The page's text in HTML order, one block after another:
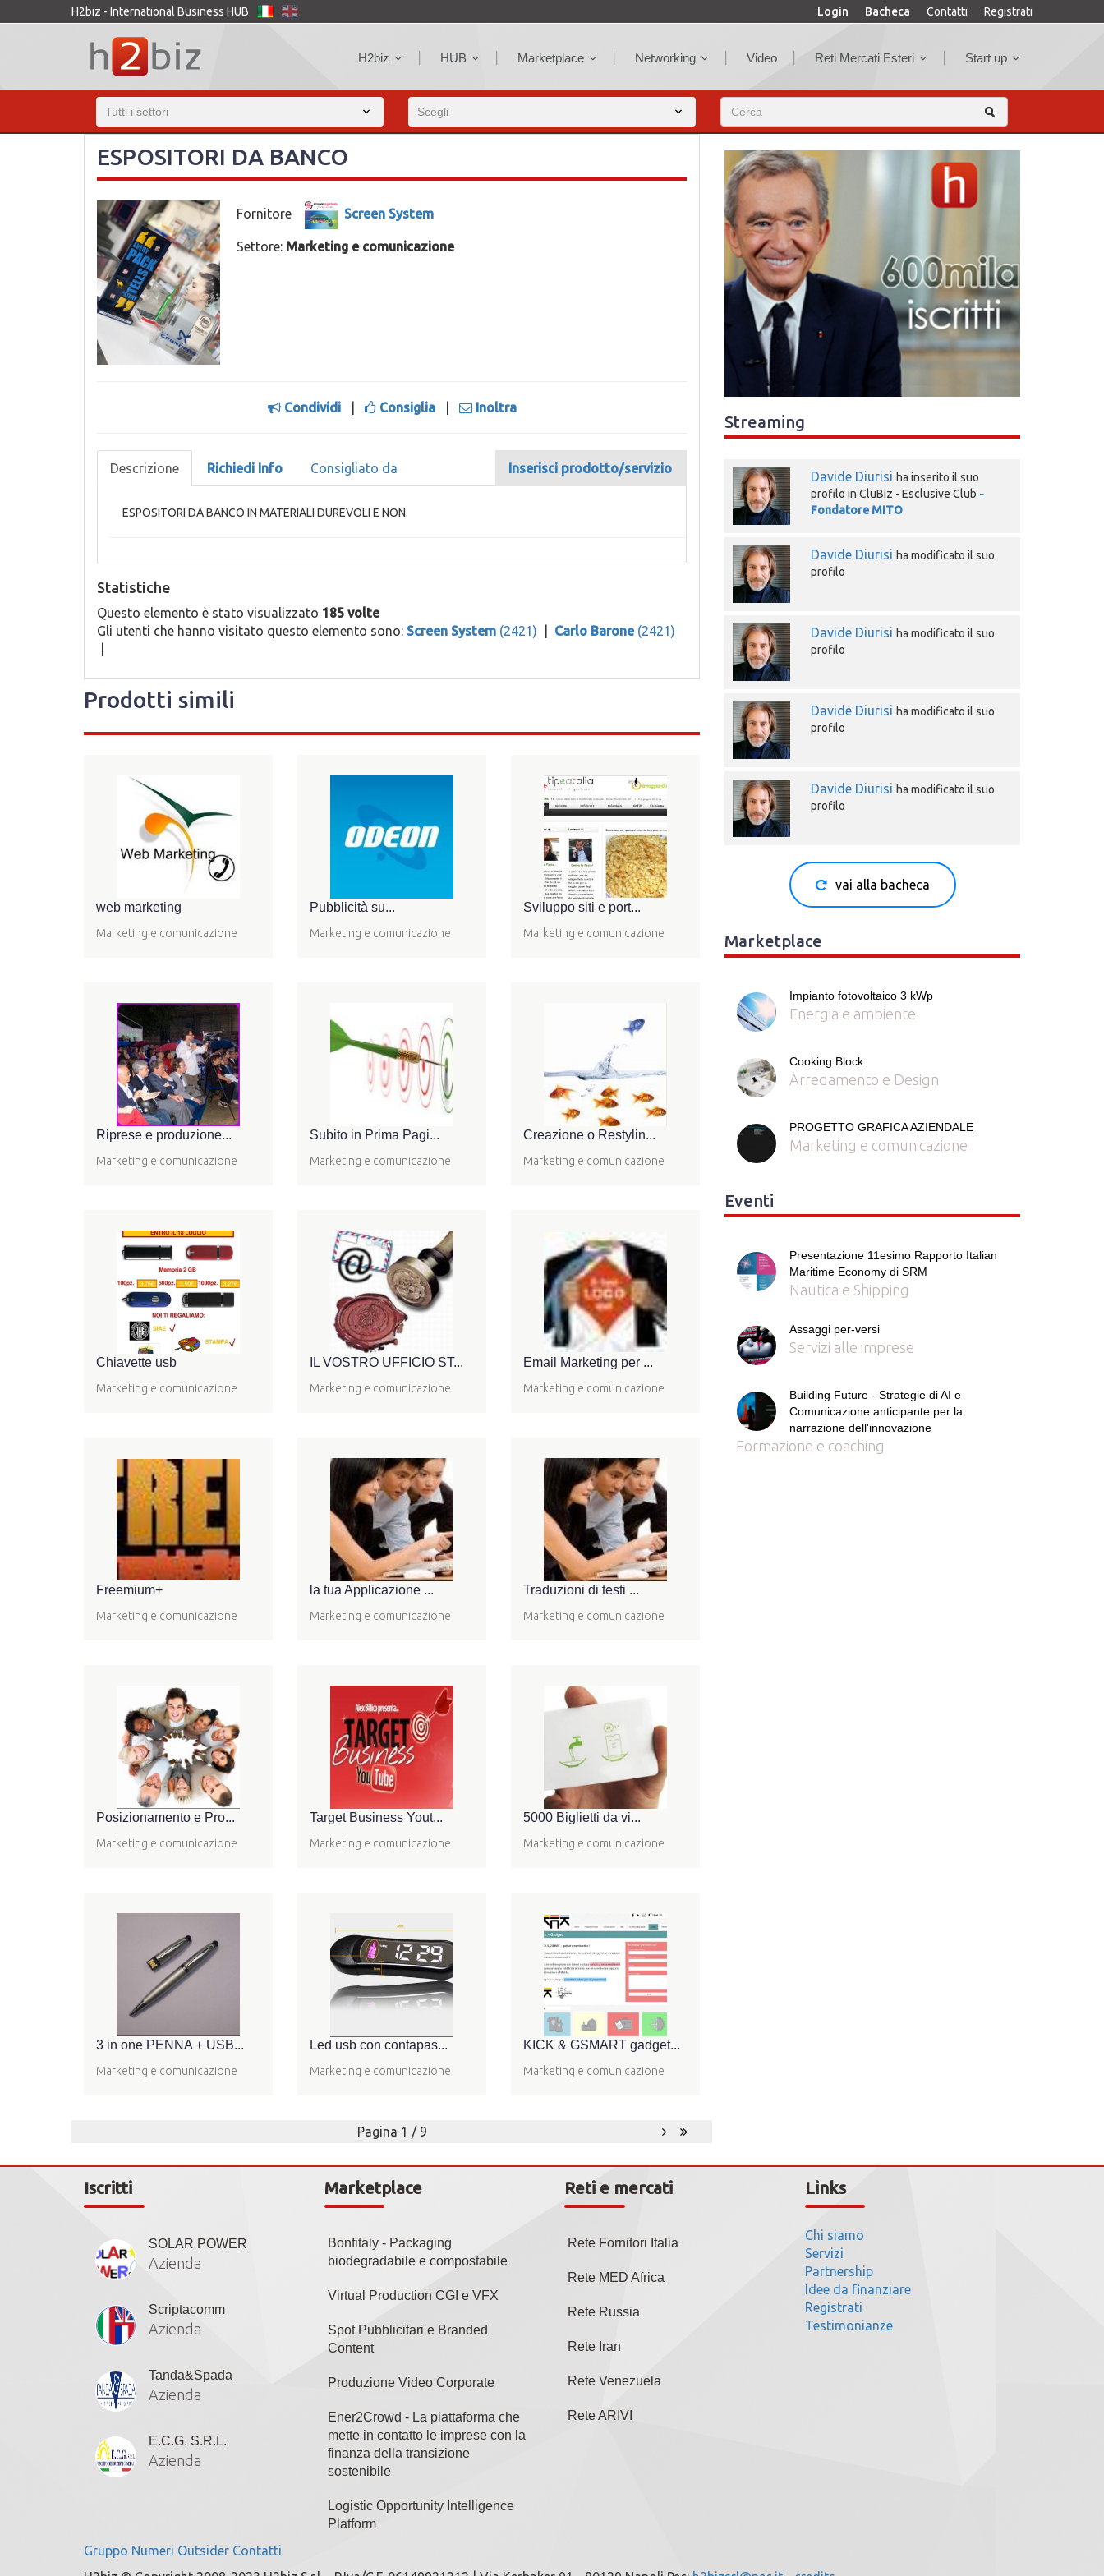
H2biz - International Business HUB Login Bacheca Contatti Registrati
H2biz HUB Marketplace Networking Video Reti Mercati Esteri Start up
ESPOSITORI DA BANCO
Fornitore Screen System
Settore: Marketing e comunicazione
Condividi| Consiglia Inoltra
Descrizione Richiedi Info Consigliato da Inserisci prodotto/servizio
ESPOSITORI DA BANCO IN MATERIALI DUREVOLI E NON.
Statistiche
Questo elemento è stato visualizzato 185 volte
Gli utenti che hanno visitato questo elemento sono: Screen System (2421) Carlo Barone(2421)
Prodotti simili
web marketing
Marketing e comunicazione
Pubblicità su...
Marketing e comunicazione
Sviluppo siti e port...
Marketing e comunicazione
Riprese e produzione...
Marketing e comunicazione
Subito in Prima Pagi...
Marketing e comunicazione
Creazione o Restylin...
Marketing e comunicazione
Chiavette usb
Marketing e comunicazione
IL VOSTRO UFFICIO ST...
Marketing e comunicazione
Email Marketing per ...
Marketing e comunicazione
Freemium+
Marketing e comunicazione
la tua Applicazione ...
Marketing e comunicazione
Traduzioni di testi ...
Marketing e comunicazione
Posizionamento e Pro...
Marketing e comunicazione
Target Business Yout...
Marketing e comunicazione
5000 Biglietti da vi...
Marketing e comunicazione
3 in one PENNA + USB...
Marketing e comunicazione
Led usb con contapas...
Marketing e comunicazione
KICK & GSMART gadget...
Marketing e comunicazione
Pagina 1 / 9
Streaming
Davide Diurisi ha inserito il suo
profilo in CluBiz - Esclusive Club -
Fondatore MITO
Davide Diurisi ha modificato il suo
profilo
Davide Diurisi ha modificato il suo
profilo
Davide Diurisi ha modificato il suo
profilo
Davide Diurisi ha modificato il suo
profilo
vai alla bacheca
Marketplace
Impianto fotovoltaico 3 kWp
Energia e ambiente
Cooking Block
Arredamento e Design
PROGETTO GRAFICA AZIENDALE
Marketing e comunicazione
Eventi
Presentazione 11esimo Rapporto Italian
Maritime Economy di SRM
Nautica e Shipping
Assaggi per-versi
Servizi alle imprese
Building Future - Strategie di AI e
Comunicazione anticipante per la
narrazione dell'innovazione
Formazione e coaching
Iscritti
SOLAR POWER
Azienda
Scriptacomm
Azienda
Tanda&Spada
Azienda
E.C.G. S.R.L.
Azienda
Marketplace
Bonfitaly - Packaging
biodegradabile e compostabile
Virtual Production CGI e VFX
Spot Pubblicitari e Branded
Content
Produzione Video Corporate
Ener2Crowd - La piattaforma che
mette in contatto le imprese con la
finanza della transizione
sostenibile
Logistic Opportunity Intelligence
Platform
Reti e mercati
Rete Fornitori Italia
Rete MED Africa
Rete Russia
Rete Iran
Rete Venezuela
Rete ARIVI
Links
Chi siamo
Servizi
Partnership
Idee da finanziare
Registrati
Testimonianze
Gruppo Numeri Outsider Contatti